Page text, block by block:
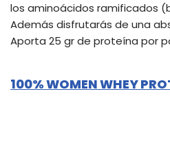
los aminoácidos ramificados
Además disfrutarás de una
Aporta 25 gr de proteína por
100% WOMEN WHEY